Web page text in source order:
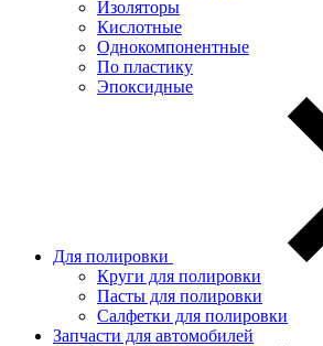
Изоляторы
Кислотные
Однокомпонентные
По пластику
Эпоксидные
Для полировки
Круги для полировки
Пасты для полировки
Салфетки для полировки
Запчасти для автомобилей